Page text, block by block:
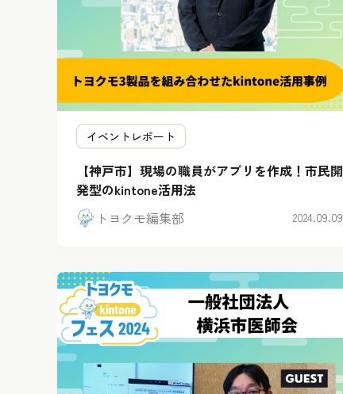
イベントレポート
【神戸市】現場の職員がアプリを作成！市民開
発型のkintone活用法
トヨクモ編集部
2024.09.09